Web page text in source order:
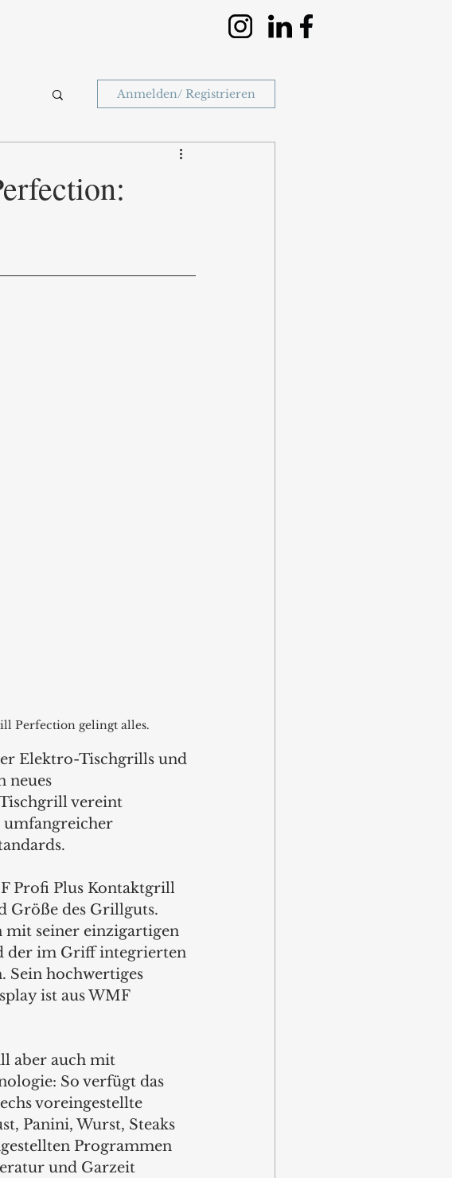
Anmelden/ Registrieren
Perfection gelingt alles.
Elektro-Tischgrills und
neues
vereint
umfangreicher
Profi Plus Kontaktgrill
Größe des Grillguts.
mit seiner einzigartigen
der im Griff integrierten
Sein hochwertiges
ist aus WMF
aber auch mit
So verfügt das
voreingestellte
Panini, Wurst, Steaks
Programmen
und Garzeit